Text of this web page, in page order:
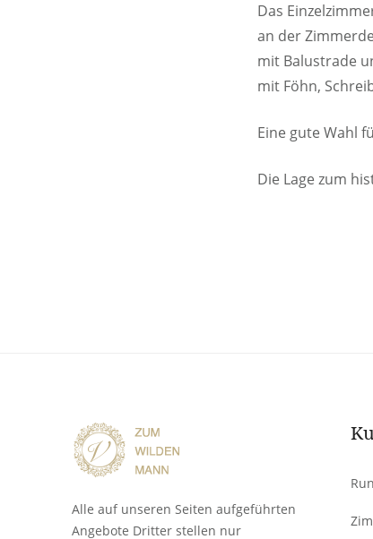
Das
an der
mit Balustrade
mit Föhn,
Eine gute Wahl
Die Lage zum
Alle auf unseren Seiten aufgeführten
Angebote Dritter stellen nur